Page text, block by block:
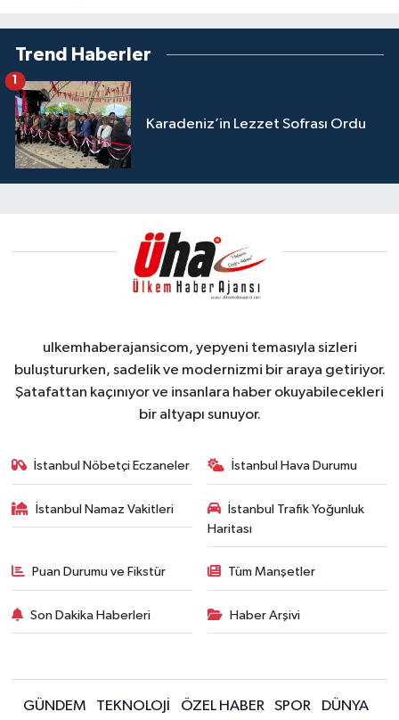
Trend Haberler
Karadeniz’in Lezzet Sofrası Ordu
1
ulkemhaberajansicom, yepyeni temasıyla sizleri
buluştururken, sadelik ve modernizmi bir araya getiriyor.
Şatafattan kaçınıyor ve insanlara haber okuyabilecekleri
bir altyapı sunuyor.
İstanbul Nöbetçi Eczaneler İstanbul Hava Durumu
İstanbul Namaz Vakitleri
İstanbul Trafik Yoğunluk
Haritası
Puan Durumu ve Fikstür Tüm Manşetler
Son Dakika Haberleri Haber Arşivi
GÜNDEM TEKNOLOJİ ÖZEL HABER SPOR DÜNYA